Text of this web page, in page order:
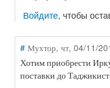
Войдите, чтобы
# Мухтор, чт, 04/11/
Хотим приобрести
поставки до